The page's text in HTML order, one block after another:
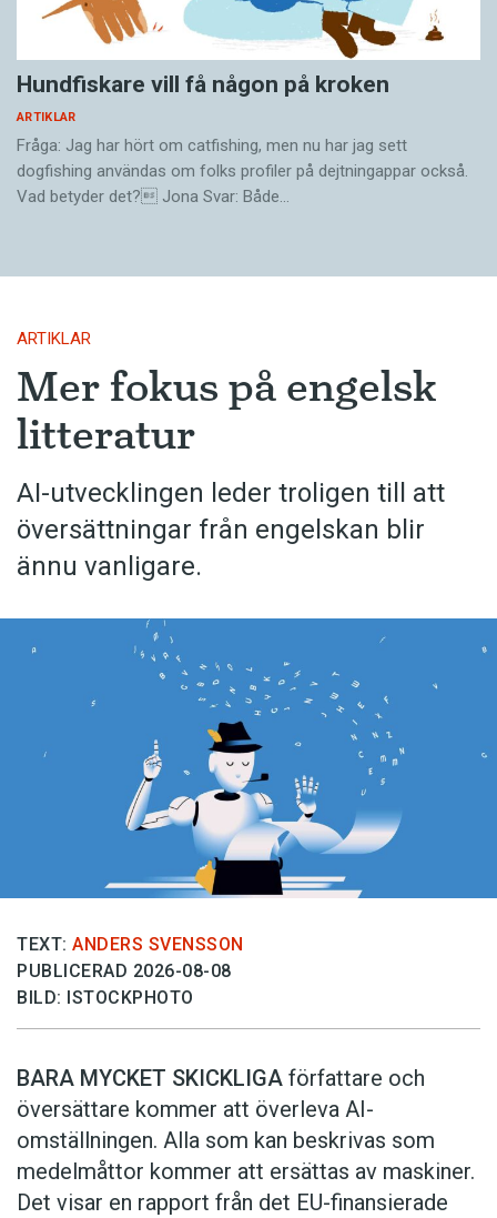
Hundfiskare vill få någon på kroken
ARTIKLAR
Fråga: Jag har hört om catfishing, men nu har jag sett
dogfishing användas om folks profiler på dejtningappar också.
Vad betyder det? Jona Svar: Både…
ARTIKLAR
Mer fokus på engelsk
litteratur
AI-utvecklingen leder troligen till att
översättningar från engelskan blir
ännu vanligare.
TEXT: ANDERS SVENSSON
PUBLICERAD 2026-08-08
BILD: ISTOCKPHOTO
BARA MYCKET SKICKLIGA författare och
översättare ­kommer att överleva AI-
omställningen. Alla som kan beskrivas som
medelmåttor kommer att ersättas av maskiner.
Det visar en rapport från det EU-finansierade